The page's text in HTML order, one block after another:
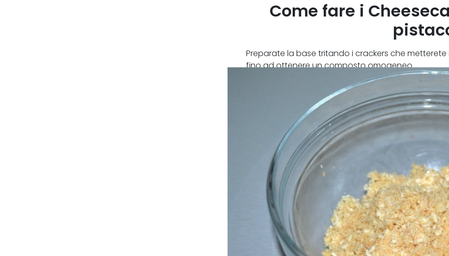
Come fare i
Preparate la base tritando i crackers che
fino ad ottenere un composto omogeneo